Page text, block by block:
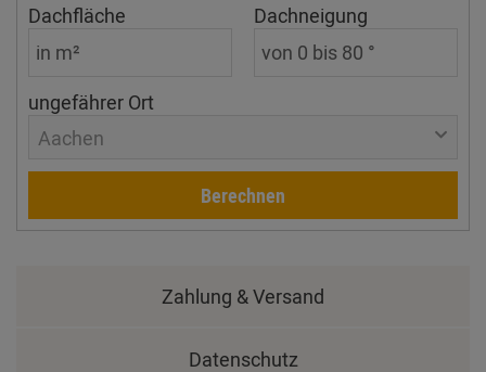
Dachfläche Dachneigung
ungefährer Ort
Aachen
Berechnen
Zahlung & Versand
Datenschutz